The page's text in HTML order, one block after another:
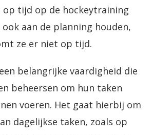
op tijd op de hockeytraining
aan de planning houden,
ze er niet op tijd.
belangrijke vaardigheid die
beheersen om hun taken
voeren. Het gaat hierbij om
dagelijkse taken, zoals op